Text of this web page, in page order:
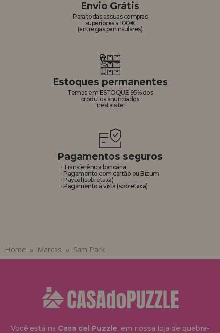
Envio Grátis
Para todas as suas compras
superiores a 100€
(entregas peninsulares)
Estoques permanentes
Temos em ESTOQUE 95% dos
produtos anunciados
neste site
Pagamentos seguros
· Transferência bancária
· Pagamento com cartão ou Bizum
· Paypal (sobretaxa)
· Pagamento à vista (sobretaxa)
Home » Marcas » Sam Park
Você está na Casa del Puzzle, em nossa loja de quebra-